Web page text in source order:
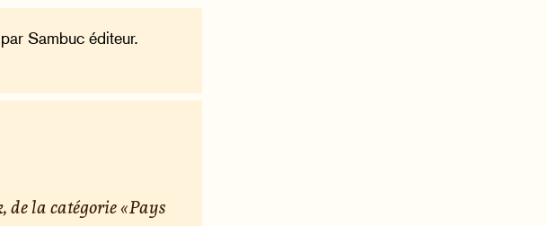
Sambuc éditeur.
de la catégorie « Pays